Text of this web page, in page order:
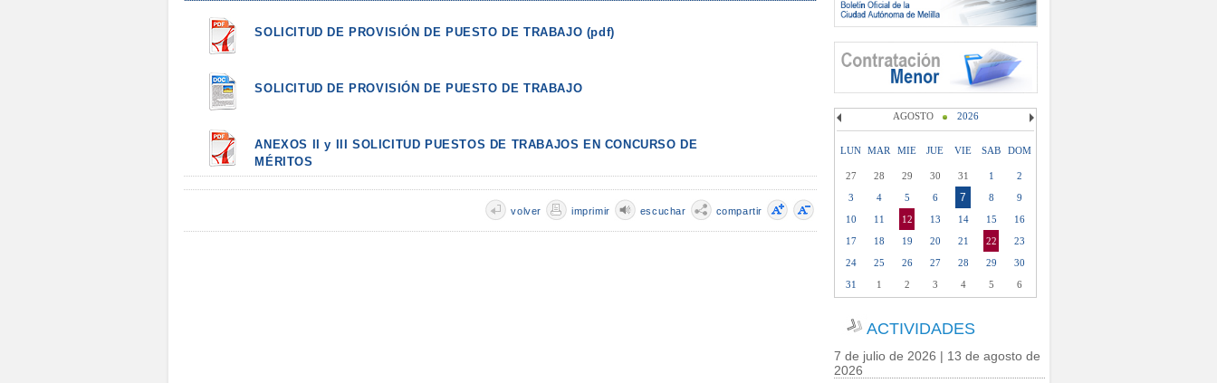
SOLICITUD DE PROVISIÓN DE PUESTO DE TRABAJO (pdf)
SOLICITUD DE PROVISIÓN DE PUESTO DE TRABAJO
ANEXOS II y III SOLICITUD PUESTOS DE TRABAJOS EN CONCURSO DE
MÉRITOS
compartir
escuchar
imprimir
volver
AGOSTO 2026
LUN MAR MIE JUE VIE SAB DOM
27 28 29 30 31 1
2
3
4 5 6 7 8
9
10
11 12 13 14 15
16
17
18 19 20 21 22
23
24
25 26 27 28 29
30
31
1 2 3 4 5 6
ACTIVIDADES
7 de julio de 2026 | 13 de agosto de
2026